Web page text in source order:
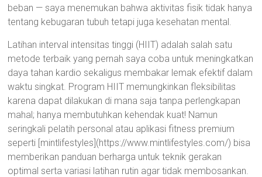
beban — saya menemukan bahwa aktivitas fisik tidak hanya
tentang kebugaran tubuh tetapi juga kesehatan mental.
Latihan interval intensitas tinggi (HIIT) adalah salah satu
metode terbaik yang pernah saya coba untuk meningkatkan
daya tahan kardio sekaligus membakar lemak efektif dalam
waktu singkat. Program HIIT memungkinkan fleksibilitas
karena dapat dilakukan di mana saja tanpa perlengkapan
mahal; hanya membutuhkan kehendak kuat! Namun
seringkali pelatih personal atau aplikasi fitness premium
seperti [mintlifestyles](https://www.mintlifestyles.com/) bisa
memberikan panduan berharga untuk teknik gerakan
optimal serta variasi latihan rutin agar tidak membosankan.